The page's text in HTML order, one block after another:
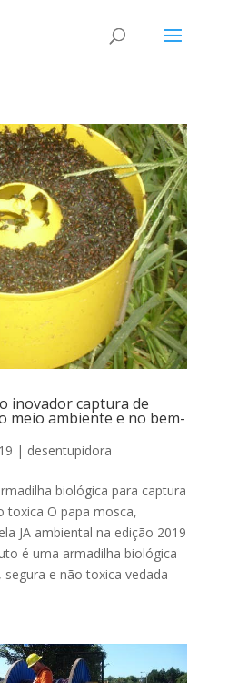
inovador captura de
meio ambiente e no bem-
| desentupidora
biológica para captura
toxica O papa mosca,
JA ambiental na edição 2019
é uma armadilha biológica
e não toxica vedada